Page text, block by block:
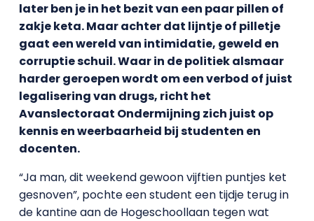
later ben je in het bezit van een paar pillen of
zakje keta. Maar achter dat lijntje of pilletje
gaat een wereld van intimidatie, geweld en
corruptie schuil. Waar in de politiek alsmaar
harder geroepen wordt om een verbod of juist
legalisering van drugs, richt het
Avanslectoraat Ondermijning zich juist op
kennis en weerbaarheid bij studenten en
docenten.
“Ja man, dit weekend gewoon vijftien puntjes ket
gesnoven”, pochte een student een tijdje terug in
de kantine aan de Hogeschoollaan tegen wat